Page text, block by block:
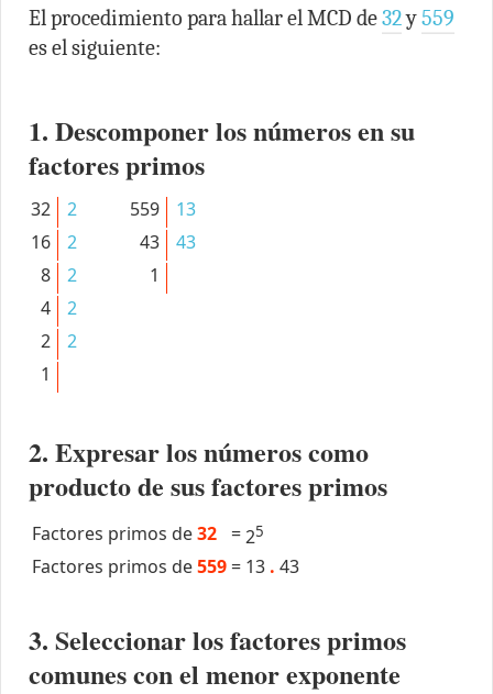
El procedimiento para hallar el MCD de32y559
es el siguiente:
1. Descomponer los números en su
factores primos
32
2
16
2
8
2
4
2
2
2
1
559
13
43
43
1
2. Expresar los números como
producto de sus factores primos
Factores primos de32 =25
Factores primos de559 = 13 . 43
3. Seleccionar los factores primos
comunes con el menor exponente